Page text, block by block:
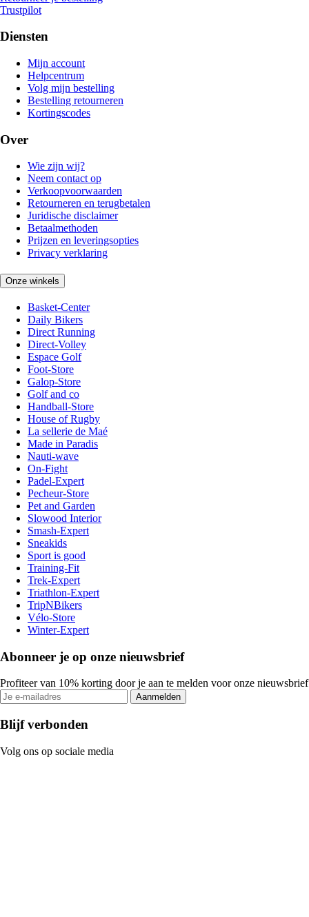
Trustpilot
Diensten
Mijn account
Helpcentrum
Volg mijn bestelling
Bestelling retourneren
Kortingscodes
Over
Wie zijn wij?
Neem contact op
Verkoopvoorwaarden
Retourneren en terugbetalen
Juridische disclaimer
Betaalmethoden
Prijzen en leveringsopties
Privacy verklaring
Onze winkels
Basket-Center
Daily Bikers
Direct Running
Direct-Volley
Espace Golf
Foot-Store
Galop-Store
Golf and co
Handball-Store
House of Rugby
La sellerie de Maé
Made in Paradis
Nauti-wave
On-Fight
Padel-Expert
Pecheur-Store
Pet and Garden
Slowood Interior
Smash-Expert
Sneakids
Sport is good
Training-Fit
Trek-Expert
Triathlon-Expert
TripNBikers
Vélo-Store
Winter-Expert
Abonneer je op onze nieuwsbrief
Profiteer van 10% korting door je aan te melden voor onze nieuwsbrief
Aanmelden
Blijf verbonden
Volg ons op sociale media